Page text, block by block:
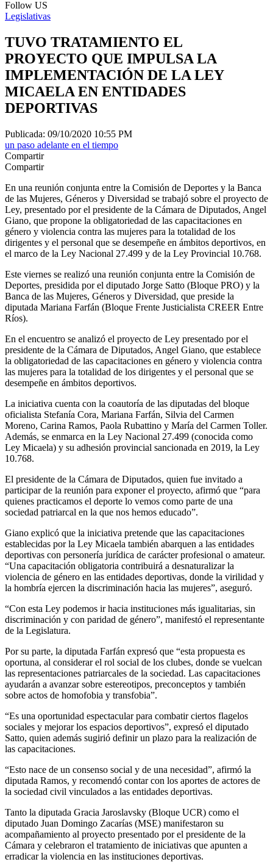
Follow US
Legislativas
TUVO TRATAMIENTO EL
PROYECTO QUE IMPULSA LA
IMPLEMENTACIÓN DE LA LEY
MICAELA EN ENTIDADES
DEPORTIVAS
Publicada: 09/10/2020 10:55 PM
un paso adelante en el tiempo
Compartir
Compartir
En una reunión conjunta entre la Comisión de Deportes y la Banca
de las Mujeres, Géneros y Diversidad se trabajó sobre el proyecto de
Ley, presentado por el presidente de la Cámara de Diputados, Angel
Giano, que propone la obligatoriedad de las capacitaciones en
género y violencia contra las mujeres para la totalidad de los
dirigentes y el personal que se desempeñe en ámbitos deportivos, en
el marco de la Ley Nacional 27.499 y de la Ley Provincial 10.768.
Este viernes se realizó una reunión conjunta entre la Comisión de
Deportes, presidida por el diputado Jorge Satto (Bloque PRO) y la
Banca de las Mujeres, Géneros y Diversidad, que preside la
diputada Mariana Farfán (Bloque Frente Justicialista CREER Entre
Ríos).
En el encuentro se analizó el proyecto de Ley presentado por el
presidente de la Cámara de Diputados, Angel Giano, que establece
la obligatoriedad de las capacitaciones en género y violencia contra
las mujeres para la totalidad de los dirigentes y el personal que se
desempeñe en ámbitos deportivos.
La iniciativa cuenta con la coautoría de las diputadas del bloque
oficialista Stefanía Cora, Mariana Farfán, Silvia del Carmen
Moreno, Carina Ramos, Paola Rubattino y María del Carmen Toller.
Además, se enmarca en la Ley Nacional 27.499 (conocida como
Ley Micaela) y su adhesión provincial sancionada en 2019, la Ley
10.768.
El presidente de la Cámara de Diputados, quien fue invitado a
participar de la reunión para exponer el proyecto, afirmó que “para
quienes practicamos el deporte lo vemos como parte de una
sociedad patriarcal en la que nos hemos educado”.
Giano explicó que la iniciativa pretende que las capacitaciones
establecidas por la Ley Micaela también abarquen a las entidades
deportivas con personería jurídica de carácter profesional o amateur.
“Una capacitación obligatoria contribuirá a desnaturalizar la
violencia de género en las entidades deportivas, donde la virilidad y
la hombría ejercen la discriminación hacia las mujeres”, aseguró.
“Con esta Ley podemos ir hacia instituciones más igualitarias, sin
discriminación y con paridad de género”, manifestó el representante
de la Legislatura.
Por su parte, la diputada Farfán expresó que “esta propuesta es
oportuna, al considerar el rol social de los clubes, donde se vuelcan
las representaciones patriarcales de la sociedad. Las capacitaciones
ayudarán a avanzar sobre estereotipos, preconceptos y también
sobre actos de homofobia y transfobia”.
“Es una oportunidad espectacular para combatir ciertos flagelos
sociales y mejorar los espacios deportivos”, expresó el diputado
Satto, quien además sugirió definir un plazo para la realización de
las capacitaciones.
“Esto nace de un consenso social y de una necesidad”, afirmó la
diputada Ramos, y recomendó contar con los aportes de actores de
la sociedad civil vinculados a las entidades deportivas.
Tanto la diputada Gracia Jaroslavsky (Bloque UCR) como el
diputado Juan Domingo Zacarías (MSE) manifestaron su
acompañamiento al proyecto presentado por el presidente de la
Cámara y celebraron el tratamiento de iniciativas que apunten a
erradicar la violencia en las instituciones deportivas.